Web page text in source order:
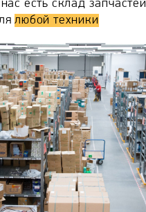
есть склад запчастей
любой техники